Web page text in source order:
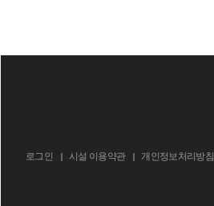
로그인 시설 이용약관 개인정보처리방침